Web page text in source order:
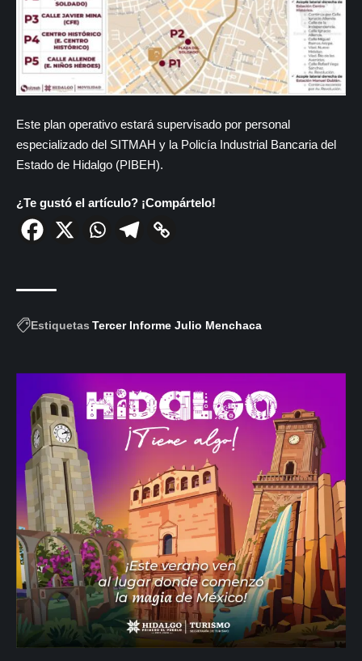
Este plan operativo estará supervisado por personal
especializado del SITMAH y la Policía Industrial Bancaria del
Estado de Hidalgo (PIBEH).
¿Te gustó el artículo? ¡Compártelo!
Estiquetas Tercer Informe Julio Menchaca